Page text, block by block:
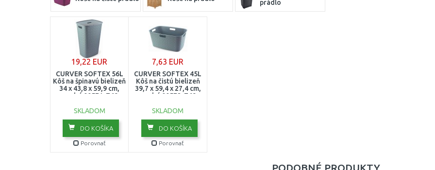
prádlo
19,22 EUR
CURVER SOFTEX 56L
Kôš na špinavú bielizeň
34 x 43,8 x 59,9 cm,
modrý 00571-Z69
SKLADOM
DO KOŠÍKA
Porovnať
7,63 EUR
CURVER SOFTEX 45L
Kôš na čistú bielizeň
39,7 x 59,4 x 27,4 cm,
modrý 00572-Z69
SKLADOM
DO KOŠÍKA
Porovnať
PODOBNÉ PRODUKTY